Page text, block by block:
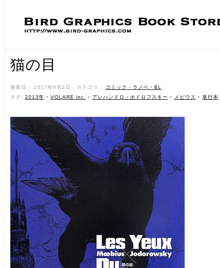
猫の目
更新日： 2017年6月2日 ˑ カテゴリ： コミック・ラノベ・BL
ˑ
タグ: 2013年 • VOLARE inc. • アレハンドロ・ホドロフスキー • メビウス • 単行本